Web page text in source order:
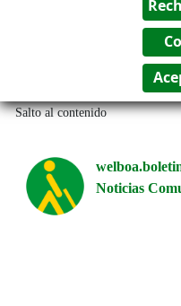
Salto al contenido
Noticias